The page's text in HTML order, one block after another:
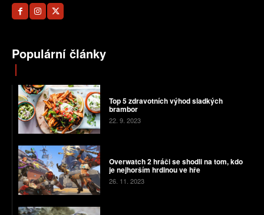
Populární články
Top 5 zdravotních výhod sladkých
brambor
22. 9. 2023
Overwatch 2 hráči se shodli na tom, kdo
je nejhorším hrdinou ve hře
26. 11. 2023